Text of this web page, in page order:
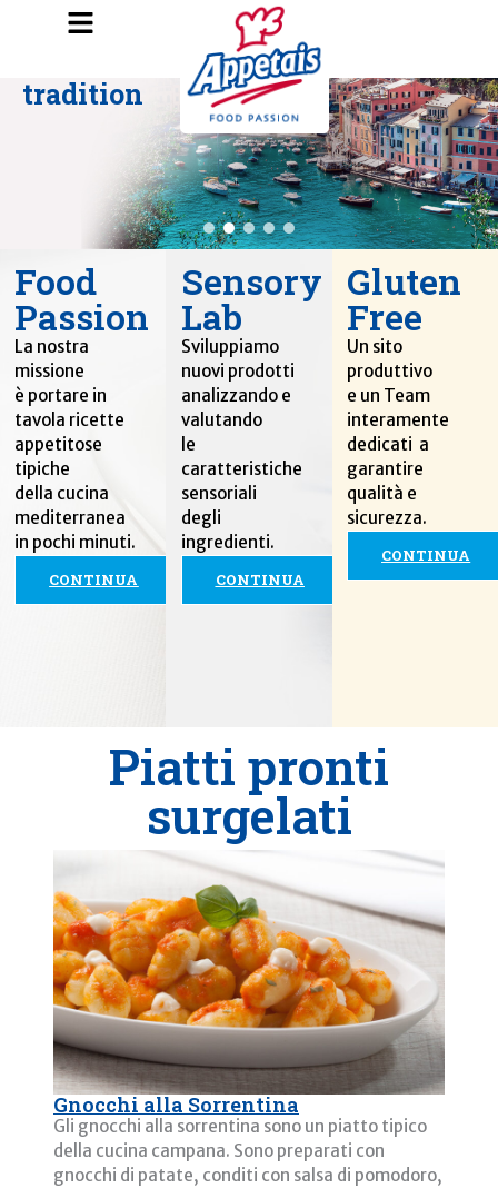
tradition
Food
Passion
La nostra
missione
è portare in
tavola ricette
appetitose
tipiche
della cucina
mediterranea
in pochi minuti.
CONTINUA
Sensory
Lab
Sviluppiamo
nuovi prodotti
analizzando e
valutando
le
caratteristiche
sensoriali
degli
ingredienti.
CONTINUA
Gluten
Free
Un sito
produttivo
e un Team
interamente
dedicati a
garantire
qualità e
sicurezza.
CONTINUA
Piatti pronti
surgelati
Gnocchi alla Sorrentina
Gli gnocchi alla sorrentina sono un piatto tipico
della cucina campana. Sono preparati con
gnocchi di patate, conditi con salsa di pomodoro,